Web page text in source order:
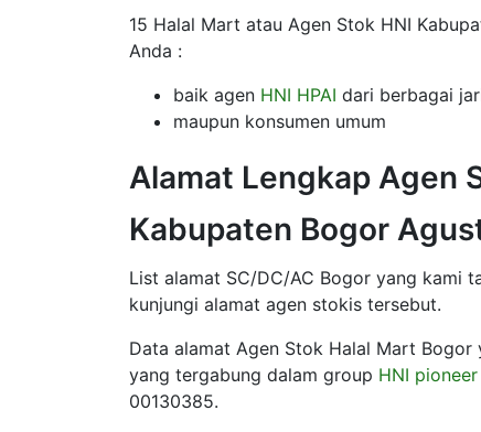
15 Halal Mart atau Agen Stok HNI
Anda :
baik agen HNI HPAI dari berbagai
maupun konsumen umum
Alamat Lengkap Agen
Kabupaten Bogor
List alamat SC/DC/AC Bogor yang kami
kunjungi alamat agen stokis tersebut.
Data alamat Agen Stok Halal Mart
yang tergabung dalam group HNI pioneer
00130385.